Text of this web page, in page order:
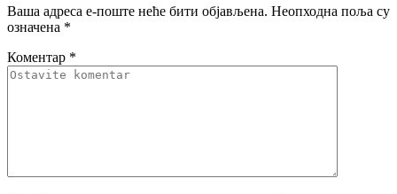
Ваша адреса е-поште неће бити објављена. Неопходна поља су
означена *
Коментар *